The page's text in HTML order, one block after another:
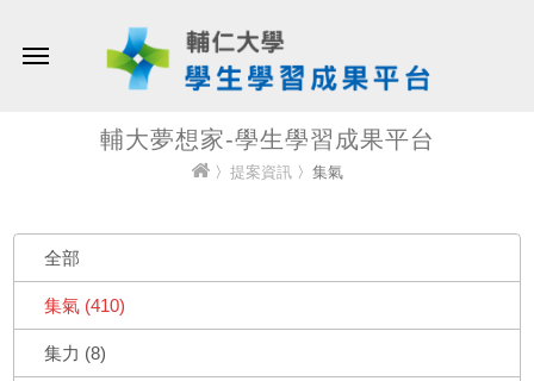
輔大夢想家-學生學習成果平台
〉 提案資訊 〉集氣
全部
集氣 (410)
集力 (8)